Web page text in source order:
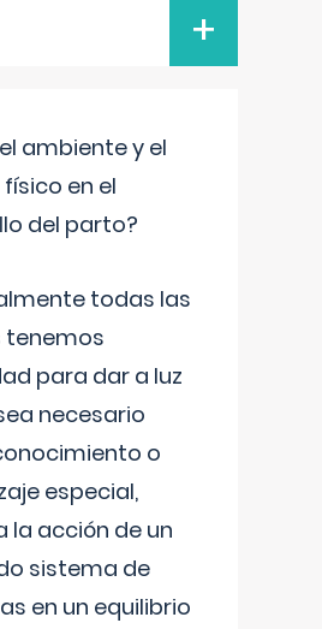
+
ambiente y el
en el
del parto?
todas las
tenemos
para dar a luz
necesario
o
especial,
la acción de un
sistema de
en un equilibrio